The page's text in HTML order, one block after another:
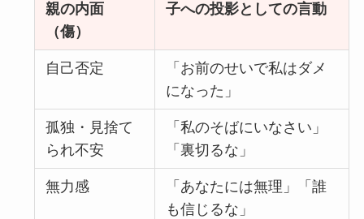
親の内面
（傷）
子への投影としての言動
自己否定
「お前のせいで私はダメ
になった」
孤独・見捨て
られ不安
「私のそばにいなさい」
「裏切るな」
無力感
「あなたには無理」「誰
も信じるな」